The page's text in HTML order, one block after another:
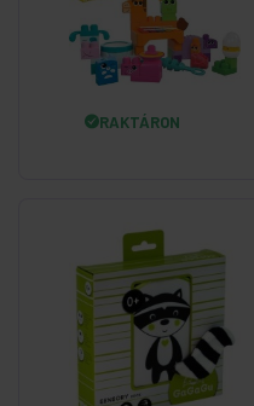
RAKTÁRON